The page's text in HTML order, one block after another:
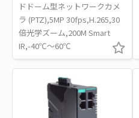
ドドーム型ネットワークカメ
ラ (PTZ),5MP 30fps,H.265,30
倍光学ズーム,200M Smart
IR,-40℃～60℃